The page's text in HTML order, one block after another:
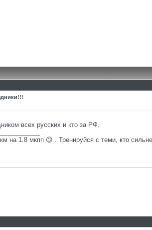
всех русских и кто за РФ.
на 1.8 мкпп 😉 . Тренируйся с теми, кто